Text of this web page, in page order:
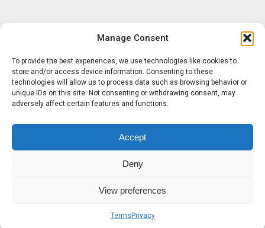
Manage Consent
To provide the best experiences, we use technologies like cookies to
store and/or access device information. Consenting to these
technologies will allow us to process data such as browsing behavior or
unique IDs on this site. Not consenting or withdrawing consent, may
adversely affect certain features and functions.
Accept
Deny
View preferences
Terms Privacy
Sobre nosotros Términos